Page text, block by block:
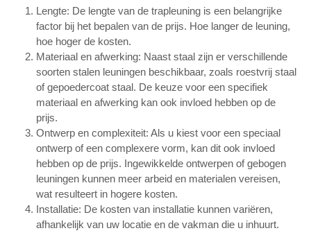
Lengte: De lengte van de trapleuning is een belangrijke
factor bij het bepalen van de prijs. Hoe langer de leuning,
hoe hoger de kosten.
Materiaal en afwerking: Naast staal zijn er verschillende
soorten stalen leuningen beschikbaar, zoals roestvrij staal
of gepoedercoat staal. De keuze voor een specifiek
materiaal en afwerking kan ook invloed hebben op de
prijs.
Ontwerp en complexiteit: Als u kiest voor een speciaal
ontwerp of een complexere vorm, kan dit ook invloed
hebben op de prijs. Ingewikkelde ontwerpen of gebogen
leuningen kunnen meer arbeid en materialen vereisen,
wat resulteert in hogere kosten.
Installatie: De kosten van installatie kunnen variëren,
afhankelijk van uw locatie en de vakman die u inhuurt.